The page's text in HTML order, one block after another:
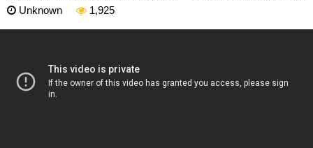
Unknown
1,925